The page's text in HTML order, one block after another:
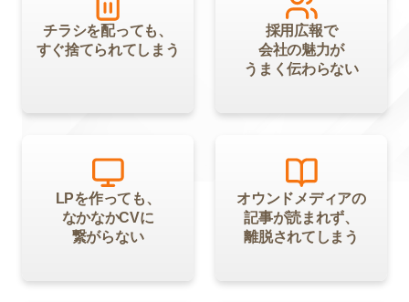
チラシを配っても、
すぐ捨てられてしまう
採用広報で
会社の魅力が
うまく伝わらない
LPを作っても、
なかなかCVに
繋がらない
オウンドメディアの
記事が読まれず、
離脱されてしまう